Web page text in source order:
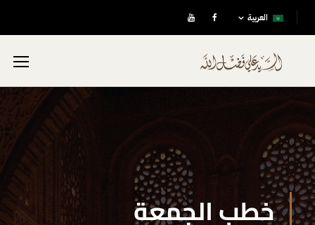
العربية
خطب الجمعة